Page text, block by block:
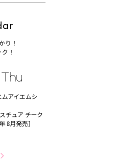
り！
！
Thu
ムアイエムシ
チュア チーク
8月発売］